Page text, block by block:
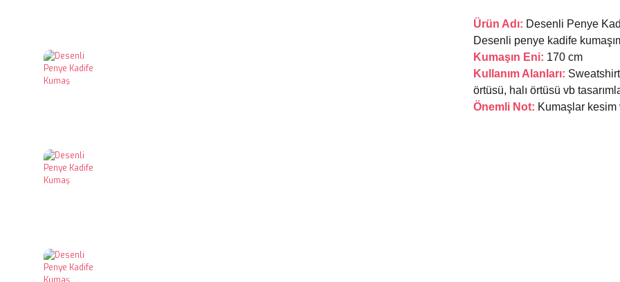
Ürün Adı: Desenli Penye
Desenli penye kadife
Kumaşın Eni: 170 cm
Kullanım Alanları:
örtüsü, halı örtüsü vb
Önemli Not: Kumaşlar kesim